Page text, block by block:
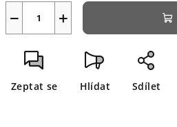
+
−
Zeptat se Hlídat Sdílet